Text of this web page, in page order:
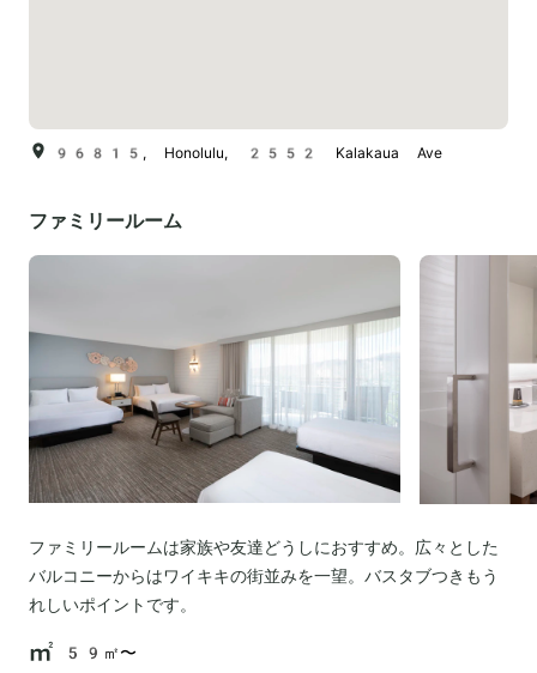
96815, Honolulu, 2552 Kalakaua Ave
ファミリールーム
ファミリールームは家族や友達どうしにおすすめ。広々とした
バルコニーからはワイキキの街並みを一望。バスタブつきもう
れしいポイントです。
59㎡〜